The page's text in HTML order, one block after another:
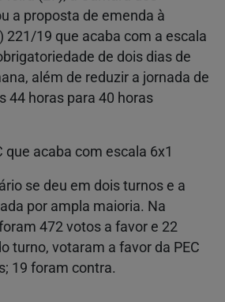
a proposta de emenda à
221/19 que acaba com a escala
de dois dias de
além de reduzir a jornada de
44 horas para 40 horas
que acaba com escala 6x1
se deu em dois turnos e a
por ampla maioria. Na
472 votos a favor e 22
turno, votaram a favor da PEC
19 foram contra.